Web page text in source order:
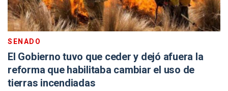
SENADO
El Gobierno tuvo que ceder y dejó afuera la
reforma que habilitaba cambiar el uso de
tierras incendiadas